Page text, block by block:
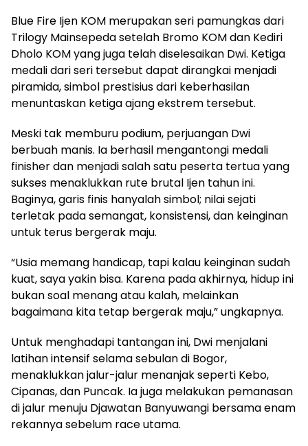
Blue Fire Ijen KOM merupakan seri pamungkas dari
Trilogy Mainsepeda setelah Bromo KOM dan Kediri
Dholo KOM yang juga telah diselesaikan Dwi. Ketiga
medali dari seri tersebut dapat dirangkai menjadi
piramida, simbol prestisius dari keberhasilan
menuntaskan ketiga ajang ekstrem tersebut.
Meski tak memburu podium, perjuangan Dwi
berbuah manis. Ia berhasil mengantongi medali
finisher dan menjadi salah satu peserta tertua yang
sukses menaklukkan rute brutal Ijen tahun ini.
Baginya, garis finis hanyalah simbol; nilai sejati
terletak pada semangat, konsistensi, dan keinginan
untuk terus bergerak maju.
“Usia memang handicap, tapi kalau keinginan sudah
kuat, saya yakin bisa. Karena pada akhirnya, hidup ini
bukan soal menang atau kalah, melainkan
bagaimana kita tetap bergerak maju,” ungkapnya.
Untuk menghadapi tantangan ini, Dwi menjalani
latihan intensif selama sebulan di Bogor,
menaklukkan jalur-jalur menanjak seperti Kebo,
Cipanas, dan Puncak. Ia juga melakukan pemanasan
di jalur menuju Djawatan Banyuwangi bersama enam
rekannya sebelum race utama.